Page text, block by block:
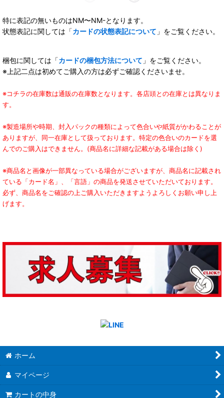
特に表記の無いものはNM〜NM-となります。
状態表記に関しては「カードの状態表記について 」をご覧ください。
梱包に関しては「カードの梱包方法について 」をご覧ください。
※上記二点は初めてご購入の方は必ずご確認くださいませ。
※コチラの在庫数は通販の在庫数となります。各店頭との在庫とは異なりま
す。
※製造場所や時期、封入パックの種類によって色合いや紙質がかわることが
ありますが、同一在庫として扱っております。特定の色合いのカードを選
んでのご購入はできません。(商品名に詳細な記載がある場合は除く)
※商品名と画像が一部異なっている場合がございますが、商品名に記載され
ている「カード名」、「言語」の商品を発送させていただいております。
必ず、商品名をご確認の上ご購入いただきますようよろしくお願い申し上
げます。
ホーム
マイページ
カートの中身